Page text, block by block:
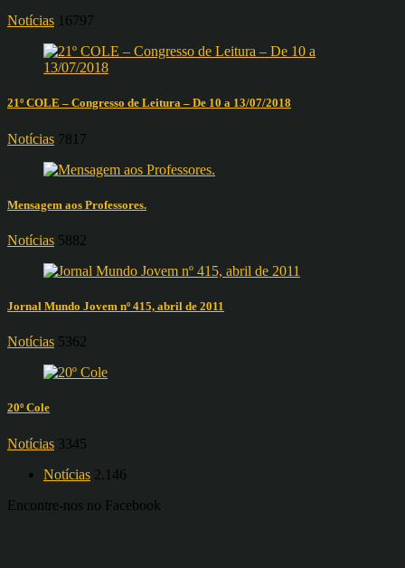
Notícias 16797
21º COLE – Congresso de Leitura – De 10 a 13/07/2018
Notícias 7817
Mensagem aos Professores.
Notícias 5882
Jornal Mundo Jovem nº 415, abril de 2011
Notícias 5362
20º Cole
Notícias 3345
Notícias 2.146
Encontre-nos no Facebook